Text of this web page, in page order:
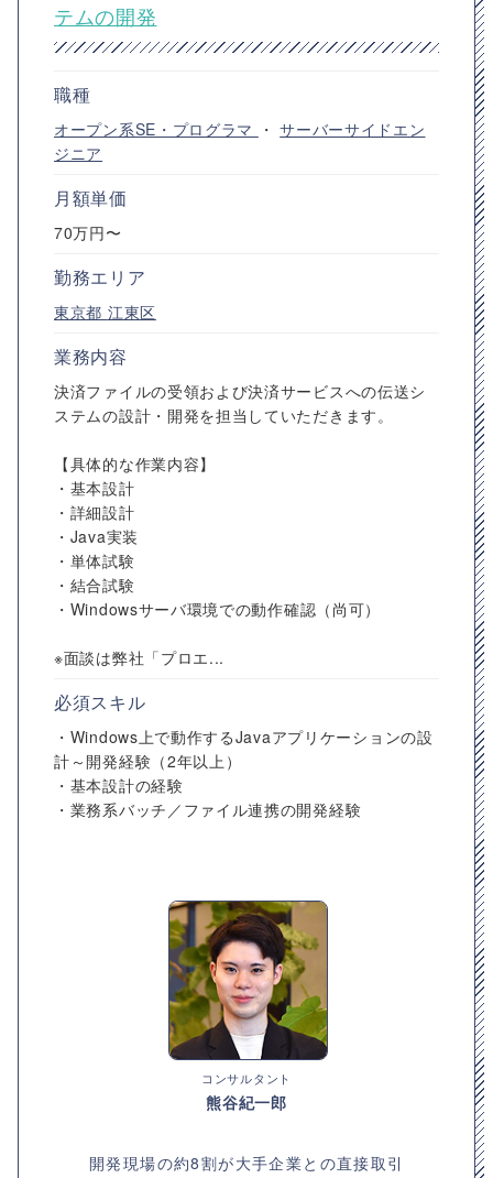
テムの開発
職種
オープン系SE・プログラマ ・サーバーサイドエン
ジニア
月額単価
70万円〜
勤務エリア
東京都 江東区
業務内容
決済ファイルの受領および決済サービスへの伝送シ
ステムの設計・開発を担当していただきます。
【具体的な作業内容】
・基本設計
・詳細設計
・Java実装
・単体試験
・結合試験
・Windowsサーバ環境での動作確認（尚可）
※面談は弊社「プロエ...
必須スキル
・Windows上で動作するJavaアプリケーションの設
計～開発経験（2年以上）
・基本設計の経験
・業務系バッチ／ファイル連携の開発経験
コンサルタント
熊谷紀一郎
開発現場の約8割が大手企業との直接取引